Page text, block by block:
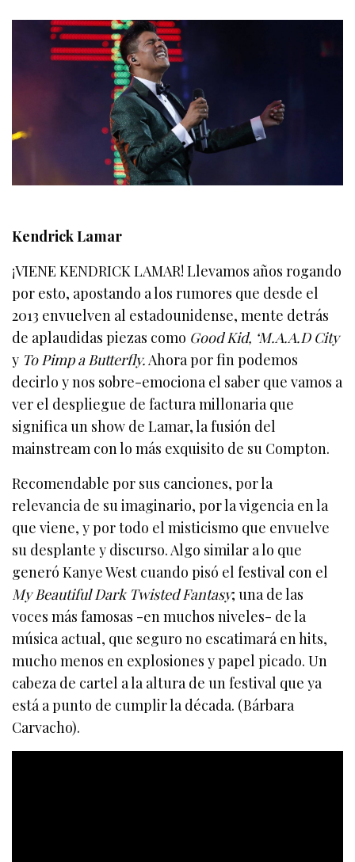
Kendrick Lamar
¡VIENE KENDRICK LAMAR! Llevamos años rogando
por esto, apostando a los rumores que desde el
2013 envuelven al estadounidense, mente detrás
de aplaudidas piezas como Good Kid, ‘M.A.A.D City
y To Pimp a Butterfly.Ahora por fin podemos
decirlo y nos sobre-emociona el saber que vamos a
ver el despliegue de factura millonaria que
significa un show de Lamar, la fusión del
mainstream con lo más exquisito de su Compton.
Recomendable por sus canciones, por la
relevancia de su imaginario, por la vigencia en la
que viene, y por todo el misticismo que envuelve
su desplante y discurso. Algo similar a lo que
generó Kanye West cuando pisó el festival con el
My Beautiful Dark Twisted Fantasy; una de las
voces más famosas -en muchos niveles- de la
música actual, que seguro no escatimará en hits,
mucho menos en explosiones y papel picado. Un
cabeza de cartel a la altura de un festival que ya
está a punto de cumplir la década. (Bárbara
Carvacho).